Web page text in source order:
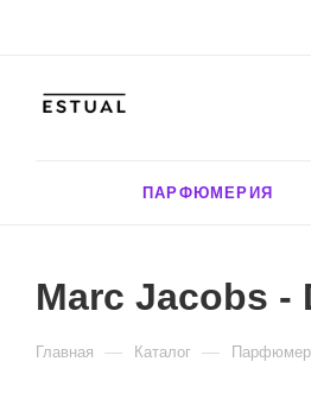
ПАРФЮМЕРИЯ
Marc Jacobs -
Главная — Каталог —